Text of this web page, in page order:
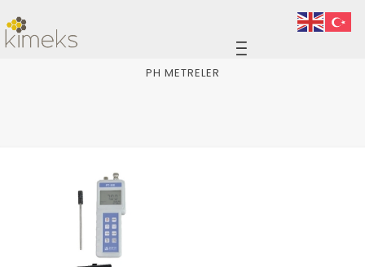
PH METRELER